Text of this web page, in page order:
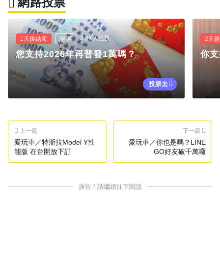
1天後結束 單選 3.2K人已投
您支持2026年再普發1萬嗎？
投票去
2天
你
上一篇
愛玩車／特斯拉Model Y性
能版 在台開放下訂
下一篇
愛玩車／你也是嗎？LINE
GO好友破千萬囉
廣告 / 請繼續往下閱讀